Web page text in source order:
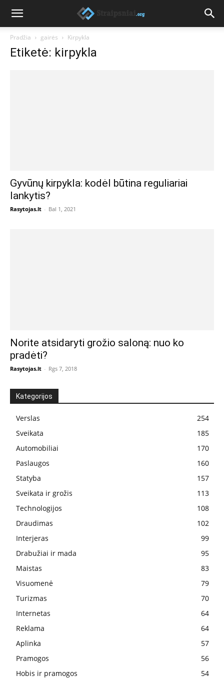
Pradžia gairės Kirpykla
Etiketė: kirpykla
Gyvūnų kirpykla: kodėl būtina reguliariai
lankytis?
Rasytojas.lt - Bal 1, 2021
Norite atsidaryti grožio saloną: nuo ko
pradėti?
Rasytojas.lt - Rgs 7, 2018
Kategorijos
Verslas
254
Sveikata
185
Automobiliai
170
Paslaugos
160
Statyba
157
Sveikata ir grožis
113
Technologijos
108
Draudimas
102
Interjeras
99
Drabužiai ir mada
95
Maistas
83
Visuomenė
79
Turizmas
70
Internetas
64
Reklama
64
Aplinka
57
Pramogos
56
Hobis ir pramogos
54